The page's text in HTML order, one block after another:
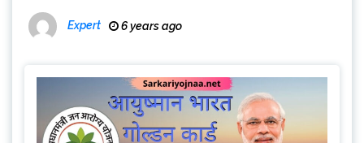
Expert 6 years ago